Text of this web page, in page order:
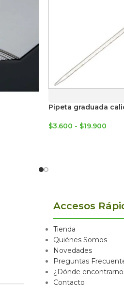
Pipeta graduada
$3.600 - $19.900
Accesos
Tienda
Quiénes Somos
Novedades
Preguntas
¿Dónde
Contacto